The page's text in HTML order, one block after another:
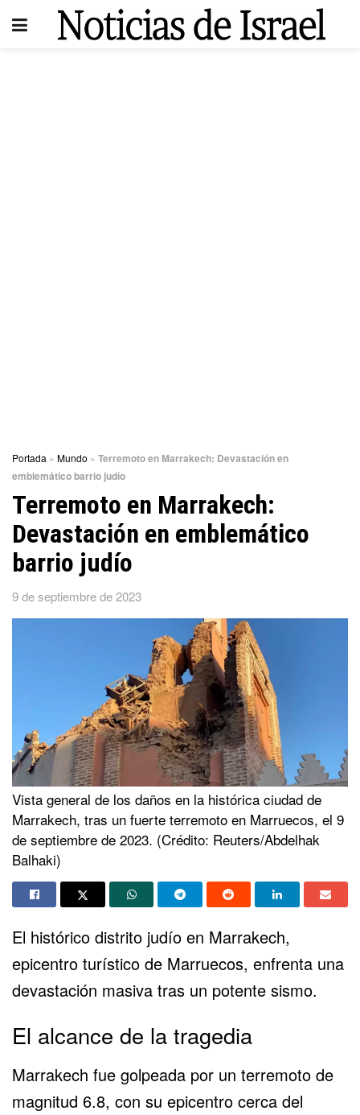
Portada » Mundo » Terremoto en Marrakech: Devastación en
emblemático barrio judío
Terremoto en Marrakech:
Devastación en emblemático
barrio judío
9 de septiembre de 2023
Vista general de los daños en la histórica ciudad de
Marrakech, tras un fuerte terremoto en Marruecos, el 9
de septiembre de 2023. (Crédito: Reuters/Abdelhak
Balhaki)
El histórico distrito judío en Marrakech,
epicentro turístico de Marruecos, enfrenta una
devastación masiva tras un potente sismo.
El alcance de la tragedia
Marrakech fue golpeada por un terremoto de
magnitud 6.8, con su epicentro cerca del